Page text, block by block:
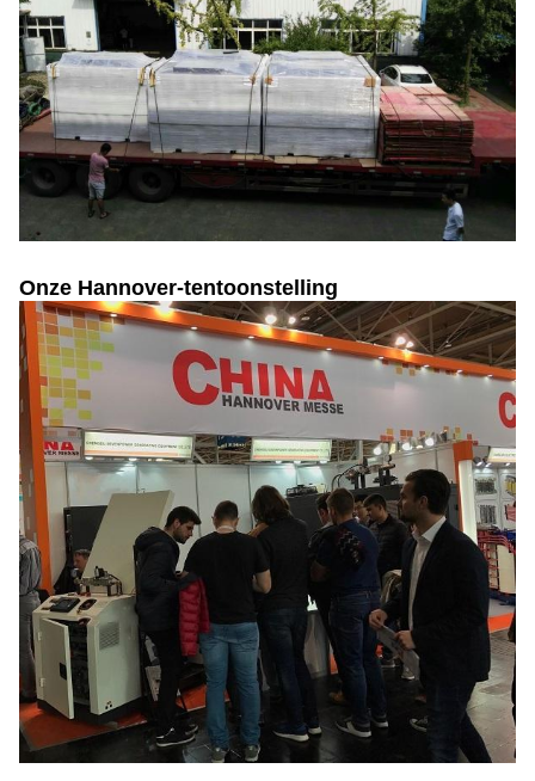
Onze Hannover-tentoonstelling